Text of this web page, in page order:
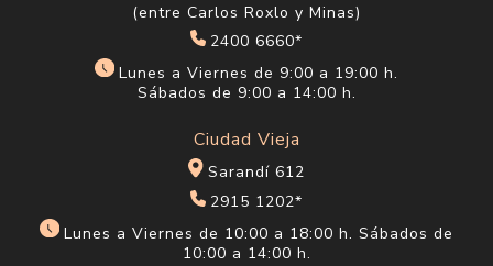
(entre Carlos Roxlo y Minas)
2400 6660*
Lunes a Viernes de 9:00 a 19:00 h.
Sábados de 9:00 a 14:00 h.
Ciudad Vieja
Sarandí 612
2915 1202*
Lunes a Viernes de 10:00 a 18:00 h. Sábados de
10:00 a 14:00 h.